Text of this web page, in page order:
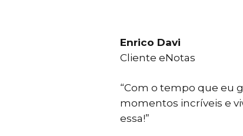
Enrico Davi
Cliente eNotas
“Com o tempo que eu
momentos incríveis e
essa!”